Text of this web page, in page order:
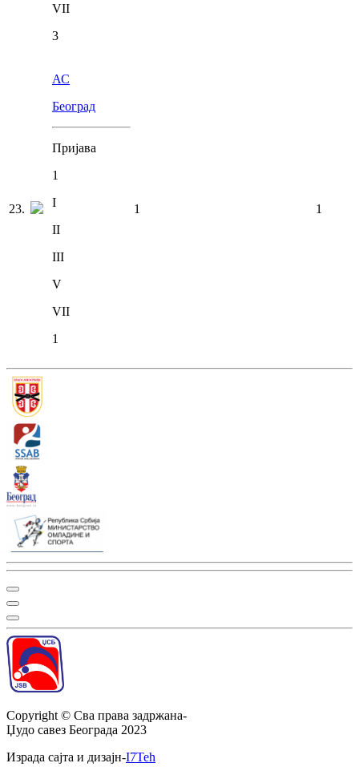
VII
3
23.
АС
Београд
Пријава
1
I
II
III
V
VII
1
1 1
Copyright © Сва права задржана-
Џудо савез Београда 2023
Израда сајта и дизајн-I7Teh